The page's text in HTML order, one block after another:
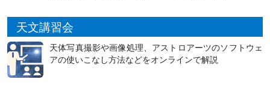
天文講習会
天体写真撮影や画像処理、アストロアーツのソフトウェ
アの使いこなし方法などをオンラインで解説